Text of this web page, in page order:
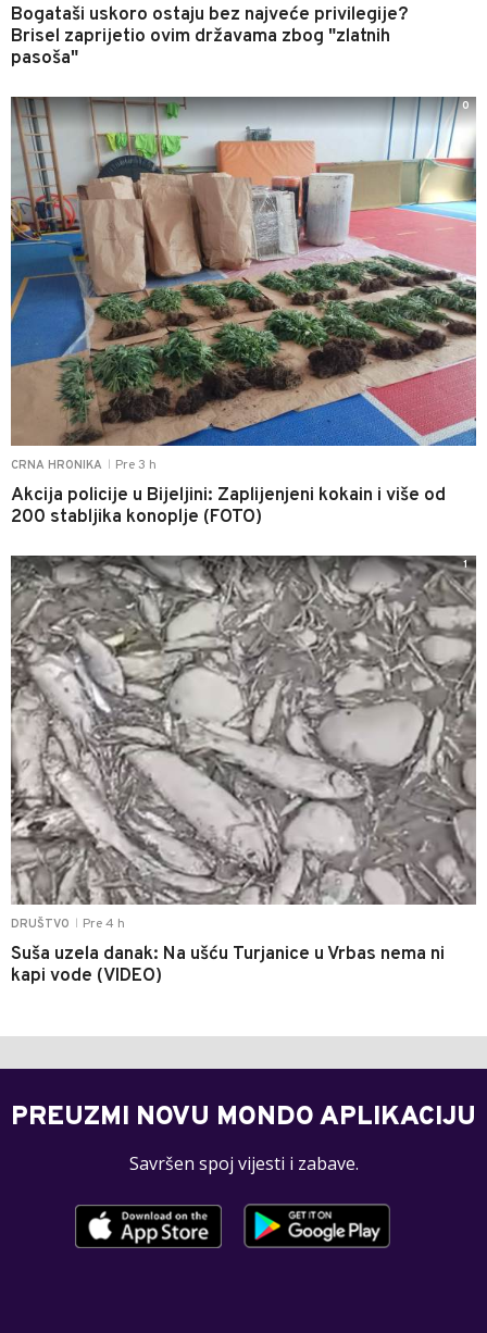
Bogataši uskoro ostaju bez najveće privilegije?
Brisel zaprijetio ovim državama zbog "zlatnih
pasoša"
CRNA HRONIKA Pre 3 h
Akcija policije u Bijeljini: Zaplijenjeni kokain i više od
200 stabljika konoplje (FOTO)
0
DRUŠTVO Pre 4 h
Suša uzela danak: Na ušću Turjanice u Vrbas nema ni
kapi vode (VIDEO)
1
PREUZMI NOVU MONDO APLIKACIJU
Savršen spoj vijesti i zabave.